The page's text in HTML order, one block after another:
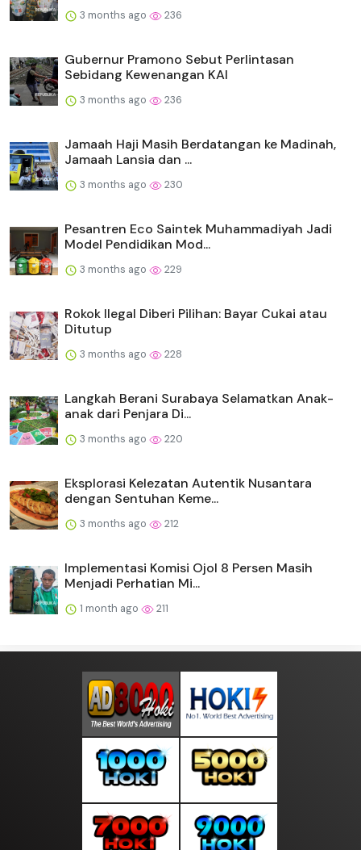
3 months ago 236
Gubernur Pramono Sebut Perlintasan
Sebidang Kewenangan KAI
3 months ago 236
Jamaah Haji Masih Berdatangan ke Madinah,
Jamaah Lansia dan ...
3 months ago 230
Pesantren Eco Saintek Muhammadiyah Jadi
Model Pendidikan Mod...
3 months ago 229
Rokok Ilegal Diberi Pilihan: Bayar Cukai atau
Ditutup
3 months ago 228
Langkah Berani Surabaya Selamatkan Anak-
anak dari Penjara Di...
3 months ago 220
Eksplorasi Kelezatan Autentik Nusantara
dengan Sentuhan Keme...
3 months ago 212
Implementasi Komisi Ojol 8 Persen Masih
Menjadi Perhatian Mi...
1 month ago 211